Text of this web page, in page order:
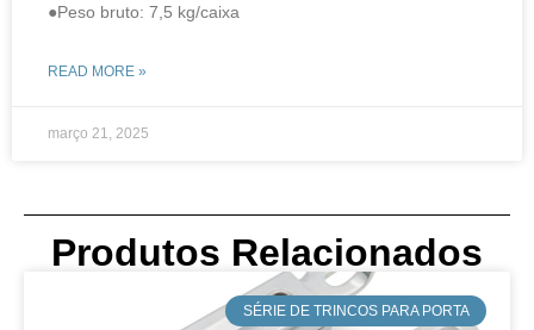
●Peso bruto: 7,5 kg/caixa
READ MORE »
março 21, 2025
Produtos Relacionados
​SÉRIE DE TRINCOS PARA PORTA